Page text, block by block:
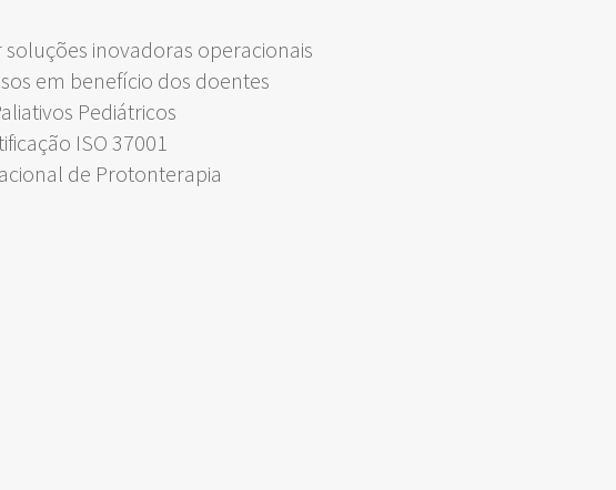
inovadoras operacionais
em benefício dos doentes
Pediátricos
ISO 37001
de Protonterapia